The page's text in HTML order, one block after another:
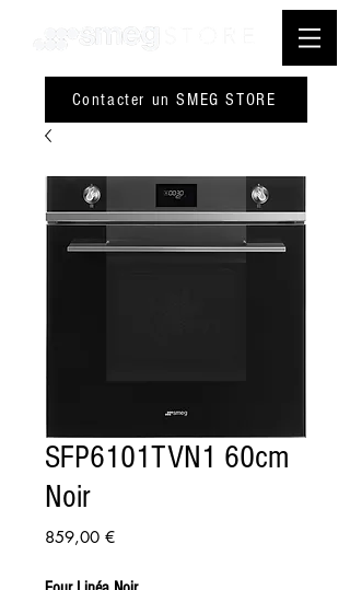
Contacter un SMEG STORE
SFP6101TVN1 60cm
Noir
859,00 €Prix